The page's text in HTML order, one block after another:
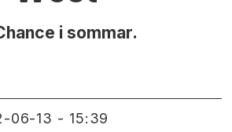
i sommar.
06-13 - 15:39